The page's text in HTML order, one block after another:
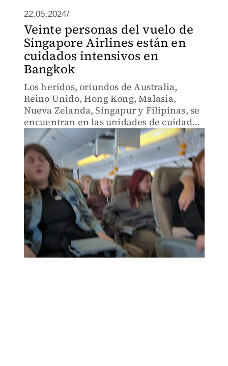
22.05.2024/
Veinte personas del vuelo de
Singapore Airlines están en
cuidados intensivos en
Bangkok
Los heridos, oriundos de Australia,
Reino Unido, Hong Kong, Malasia,
Nueva Zelanda, Singapur y Filipinas, se
encuentran en las unidades de cuidados
intensivos de Bangkok.